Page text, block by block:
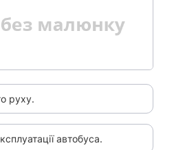
руху.
автобуса.